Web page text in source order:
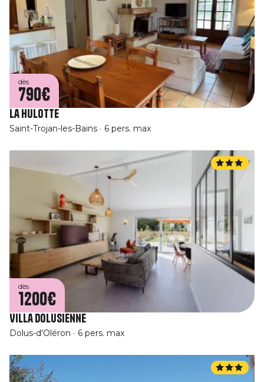
dès
790€
La Hulotte
Saint-Trojan-les-Bains 6 pers. max
dès
1200€
Villa Dolusienne
Dolus-d'Oléron 6 pers. max